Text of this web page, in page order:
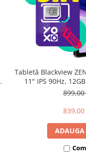
Tabletă Blackview
11" IPS 90Hz,
extensibili), 128GB,
Dual
839,00
ADAUGA